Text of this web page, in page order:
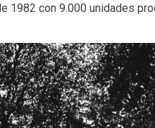
1982 con 9.000 unidades